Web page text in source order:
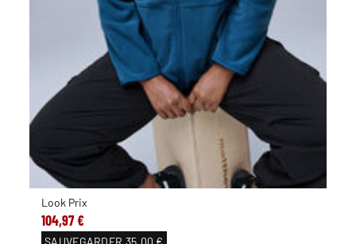
Look Prix
104,97 €